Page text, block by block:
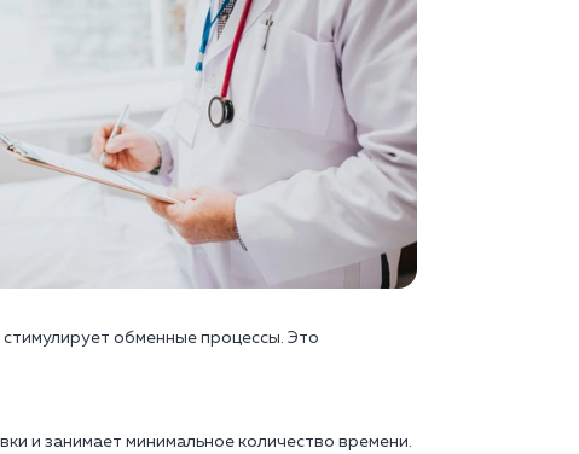
обменные процессы. Это
и занимает минимальное количество времени.